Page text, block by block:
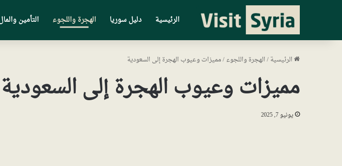
الرئيسية دليل سوريا الهجرة واللجوء التأمين
الرئيسية/الهجرة واللجوء/مميزات وعيوب الهجرة إلى السعودية
مميزات وعيوب الهجرة إلى السعودية
يونيو 7, 2025